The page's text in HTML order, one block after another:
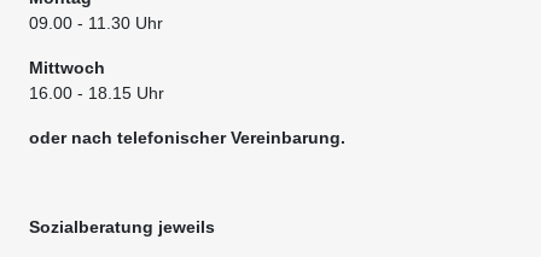
09.00- 11.30 Uhr
Mittwoch
16.00 - 18.15 Uhr
oder nach telefonischer Vereinbarung.
Sozialberatung jeweils